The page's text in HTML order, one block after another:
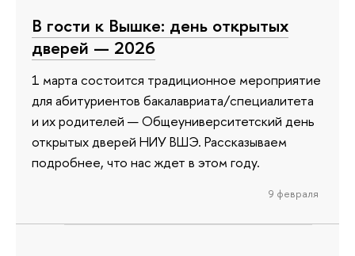
В гости к Вышке: день открытых
дверей — 2026
1 марта состоится традиционное мероприятие
для абитуриентов бакалавриата/специалитета
и их родителей — Общеуниверситетский день
открытых дверей НИУ ВШЭ. Рассказываем
подробнее, что нас ждет в этом году.
9 февраля